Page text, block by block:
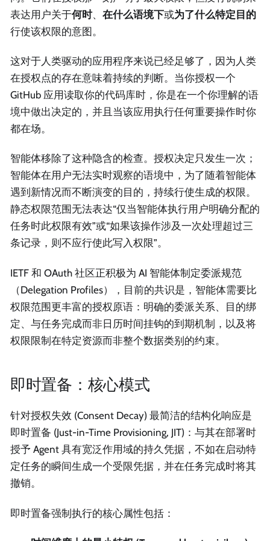
表达用户关于何时、 在什么语境下或为了什么特定目的
行使该权限的意图。
这对于人类驱动的应用程序来说已经足够了，因为人类
在授权点的存在意味着持续的判断。当你授权一个
GitHub 应用读取你的代码库时，你是在一个你理解的语
境中做出决定的，并且当该应用执行任何重要操作时你
都在场。
智能体移除了这种隐含的检查。授权决定只发生一次；
智能体在用户无法实时观察的语境中，为了随着智能体
遇到新情况而不断演变的目的，持续行使生成的权限。
静态权限范围无法表达“仅当智能体执行用户明确分配的
任务时此权限有效”或“如果该操作涉及一次处理超过三
条记录，则不应行使此写入权限”。
IETF 和 OAuth 社区正积极为 AI 智能体制定委派规范
（Delegation Profiles），目前的共识是，智能体需要比
权限范围更丰富的授权原语：明确的委派关系、目的绑
定、与任务完成而非日历时间挂钩的到期机制，以及将
权限限制在特定资源而非整个数据类别的约束。
即时置备：核心模式
针对授权失效 (Consent Decay) 最简洁的结构化响应是
即时置备 (Just-in-Time Provisioning, JIT)：与其在部署时
授予 Agent 具有宽泛作用域的持久凭据，不如在启动特
定任务的瞬间生成一个受限凭据，并在任务完成时将其
撤销。
即时置备强制执行的核心属性包括：